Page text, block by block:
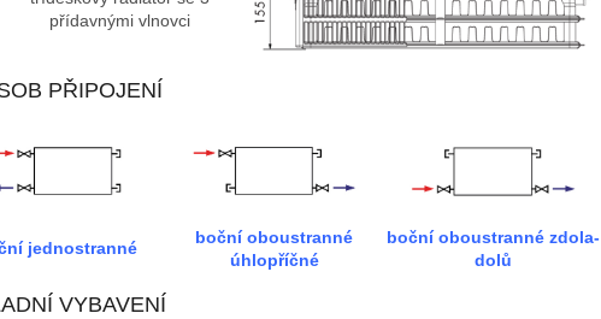
přídavnými vlnovci
PŘIPOJENÍ
jednostranné
boční oboustranné
úhlopříčné
boční oboustranné zdola-
dolů
VYBAVENÍ